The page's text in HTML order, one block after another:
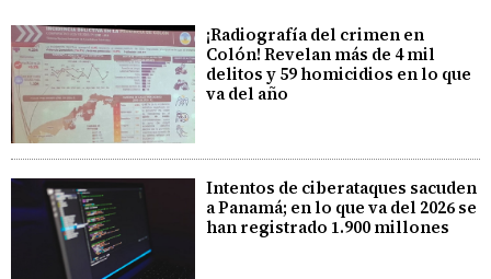
¡Radiografía del crimen en
Colón! Revelan más de 4 mil
delitos y 59 homicidios en lo que
va del año
Intentos de ciberataques sacuden
a Panamá; en lo que va del 2026 se
han registrado 1.900 millones